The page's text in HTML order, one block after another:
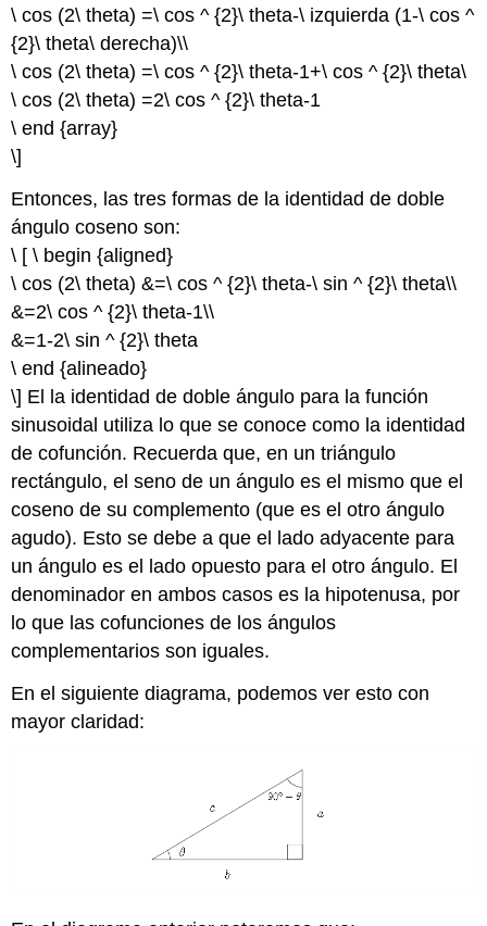
\ cos (2\ theta) =\ cos ^ {2}\ theta-\ izquierda (1-\ cos ^
{2}\ theta\ derecha)\\
\ cos (2\ theta) =\ cos ^ {2}\ theta-1+\ cos ^ {2}\ theta\
\ cos (2\ theta) =2\ cos ^ {2}\ theta-1
\ end {array}
\]
Entonces, las tres formas de la identidad de doble
ángulo coseno son:
\ [ \ begin {aligned}
\ cos (2\ theta) &=\ cos ^ {2}\ theta-\ sin ^ {2}\ theta\\
&=2\ cos ^ {2}\ theta-1\\
&=1-2\ sin ^ {2}\ theta
\ end {alineado}
\] El la identidad de doble ángulo para la función
sinusoidal utiliza lo que se conoce como la identidad
de cofunción. Recuerda que, en un triángulo
rectángulo, el seno de un ángulo es el mismo que el
coseno de su complemento (que es el otro ángulo
agudo). Esto se debe a que el lado adyacente para
un ángulo es el lado opuesto para el otro ángulo. El
denominador en ambos casos es la hipotenusa, por
lo que las cofunciones de los ángulos
complementarios son iguales.
En el siguiente diagrama, podemos ver esto con
mayor claridad: